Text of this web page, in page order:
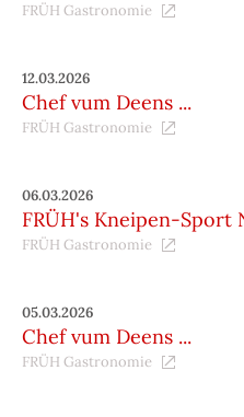
FRÜH Gastronomie
12.03.2026
Chef vum Deens ...
FRÜH Gastronomie
06.03.2026
FRÜH's Kneipen-Sport
FRÜH Gastronomie
05.03.2026
Chef vum Deens ...
FRÜH Gastronomie